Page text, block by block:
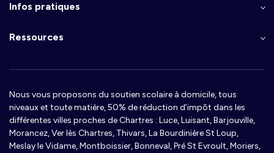
Infos pratiques
Ressources
Nous vous proposons du soutien scolaire à domicile, tous
niveaux et toute matière, 50% de réduction d’impôt dans les
différentes villes proches de Chartres : Luce, Luisant, Barjouville,
Morancez, Ver lès Chartres, Thivars, La Bourdinière St Loup,
Meslay le Vidame, Montboissier, Bonneval, Pré St Evroult, Moriers,